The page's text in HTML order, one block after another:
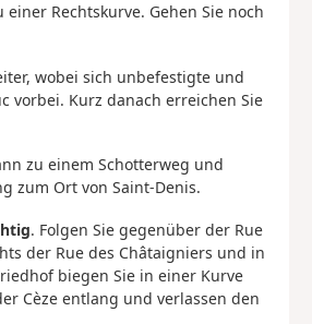
Rechtskurve. Gehen Sie noch
wobei sich unbefestigte und
vorbei. Kurz danach erreichen Sie
zu einem Schotterweg und
zum Ort von Saint-Denis.
. Folgen Sie gegenüber der Rue
der Rue des Châtaigniers und in
biegen Sie in einer Kurve
Cèze entlang und verlassen den